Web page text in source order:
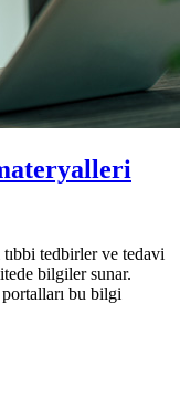
tedbirler ve tedavi
bilgiler sunar.
bu bilgi